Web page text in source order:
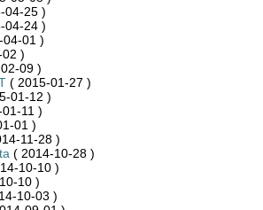
04-25 )
04-24 )
04-01 )
)
09 )
( 2015-01-27 )
01-12 )
11 )
01 )
11-28 )
( 2014-10-28 )
10-10 )
10 )
10-03 )